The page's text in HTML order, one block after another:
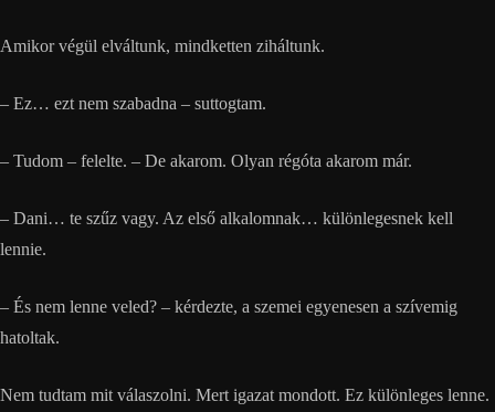
Amikor végül elváltunk, mindketten ziháltunk.
– Ez… ezt nem szabadna – suttogtam.
– Tudom – felelte. – De akarom. Olyan régóta akarom már.
– Dani… te szűz vagy. Az első alkalomnak… különlegesnek kell
lennie.
– És nem lenne veled? – kérdezte, a szemei egyenesen a szívemig
hatoltak.
Nem tudtam mit válaszolni. Mert igazat mondott. Ez különleges lenne.